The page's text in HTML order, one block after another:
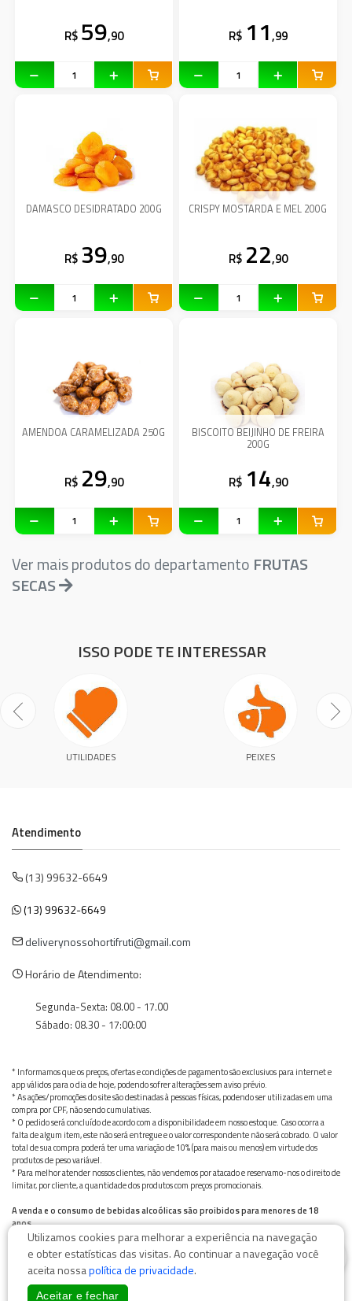
R$ 59,90 R$ 11,99
DAMASCO DESIDRATADO 200G
R$ 39,90
CRISPY MOSTARDA E MEL 200G
R$ 22,90
AMENDOA CARAMELIZADA 250G
R$ 29,90
BISCOITO BEIJINHO DE FREIRA
200G
R$ 14,90
Ver mais produtos do departamento FRUTAS
SECAS
ISSO PODE TE INTERESSAR
UTILIDADES PEIXES
Atendimento
(13) 99632-6649
(13) 99632-6649
deliverynossohortifruti@gmail.com
Horário de Atendimento:
Segunda-Sexta: 08.00 - 17.00
Sábado: 08.30 - 17:00:00
* Informamos que os preços, ofertas e condições de pagamento são exclusivos para internet e
app válidos para o dia de hoje, podendo sofrer alterações sem aviso prévio.
* As ações/promoções do site são destinadas à pessoas físicas, podendo ser utilizadas em uma
compra por CPF, não sendo cumulativas.
* O pedido será concluído de acordo com a disponibilidade em nosso estoque. Caso ocorra a
falta de algum item, este não será entregue e o valor correspondente não será cobrado. O valor
total de sua compra poderá ter uma variação de 10% (para mais ou menos) em virtude dos
produtos de peso variável.
* Para melhor atender nossos clientes, não vendemos por atacado e reservamo-nos o direito de
limitar, por cliente, a quantidade dos produtos com preços promocionais.
A venda e o consumo de bebidas alcoólicas são proibidos para menores de 18
anos.
Bebida alcoólica pode causar dependência química e, em excesso, provoca graves males à saúde.
Beba com moderação
Utilizamos cookies para melhorar a experiência na navegação
e obter estatísticas das visitas. Ao continuar a navegação você
aceita nossapolítica de privacidade.
Aceitar e fechar